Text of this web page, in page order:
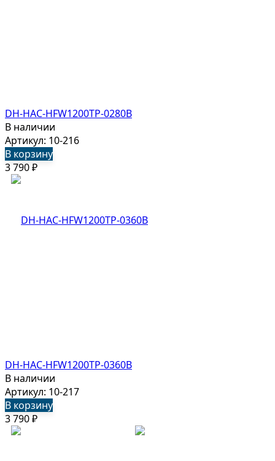
DH-HAC-HFW1200TP-0280B
В наличии
Артикул: 10-216
В корзину
3 790 ₽
DH-HAC-HFW1200TP-0360B
В наличии
Артикул: 10-217
В корзину
3 790 ₽